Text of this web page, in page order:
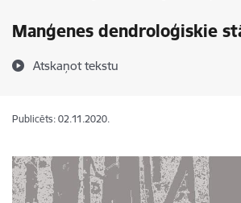
Manģenes dendroloģiskie
Atskaņot tekstu
Publicēts: 02.11.2020.